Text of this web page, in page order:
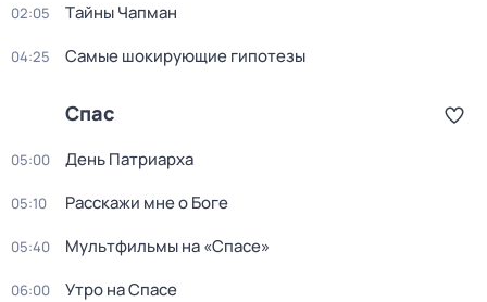
02:05 Тaйны Чапман
04:25 Самые шoкиpующие гипотезы
Спас
05:00 День Патриарха
05:10 Расскажи мне о Боге
05:40 Мультфильмы на «Спасе»
06:00 Утро на Спасе